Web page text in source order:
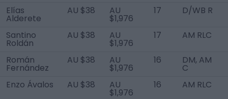
Elías
Alderete
AU $38 AU
$1,976
17 D/WB R
Santino
Roldán
AU $38 AU
$1,976
17 AM RLC
Román
Fernández
AU $38 AU
$1,976
16 DM, AM
C
Enzo Ávalos
AU $38 AU
$1,976
16 AM RLC